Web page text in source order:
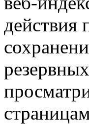
действия